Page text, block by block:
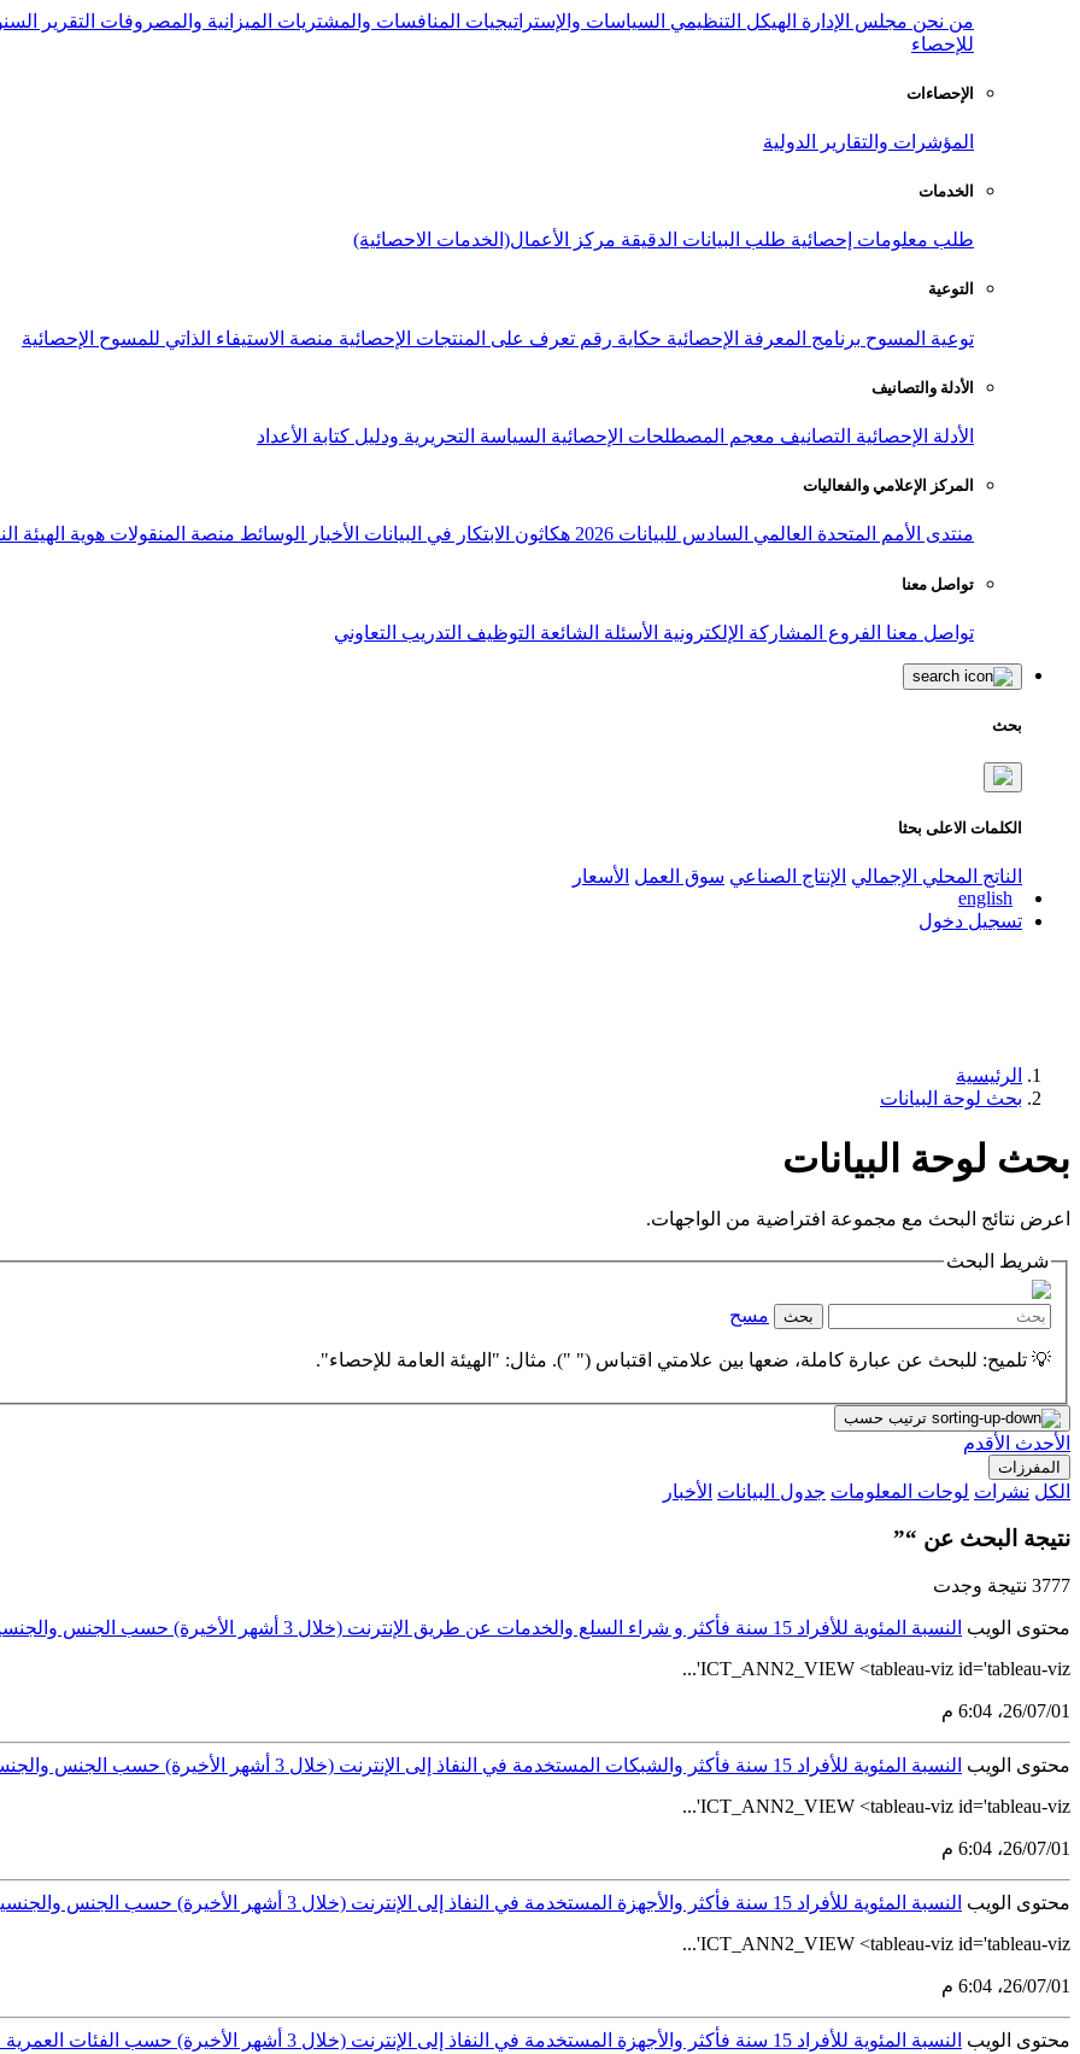
من نحن مجلس الإدارة الهيكل التنظيمي السياسات والإستراتيجيات المنافسات والمشتريات الميزانية والمصروفات التقرير
للإحصاء
الإحصاءات
المؤشرات والتقارير الدولية
الخدمات
طلب معلومات إحصائية طلب البيانات الدقيقة مركز الأعمال(الخدمات الاحصائية)
التوعية
توعية المسوح برنامج المعرفة الإحصائية حكاية رقم تعرف على المنتجات الإحصائية منصة الاستيفاء الذاتي للمسوح الإحصائية
الأدلة والتصانيف
الأدلة الإحصائية التصانيف معجم المصطلحات الإحصائية السياسة التحريرية ودليل كتابة الأعداد
المركز الإعلامي والفعاليات
منتدى الأمم المتحدة العالمي السادس للبيانات 2026 هكاثون الابتكار في البيانات الأخبار الوسائط منصة المنقولات هوية الهيئة
تواصل معنا
تواصل معنا الفروع المشاركة الإلكترونية الأسئلة الشائعة التوظيف التدريب التعاوني
بحث
الكلمات الاعلى بحثا
الناتج المحلي الإجمالي الإنتاج الصناعي سوق العمل الأسعار
english
تسجيل دخول
الرئيسية
بحث لوحة البيانات
بحث لوحة البيانات
اعرض نتائج البحث مع مجموعة افتراضية من الواجهات.
شريط البحث
بحث مسح
💡 تلميح: للبحث عن عبارة كاملة، ضعها بين علامتي اقتباس (" "). مثال: "الهيئة العامة للإحصاء".
ترتيب حسب
الأحدث الأقدم
المفرزات
الكل نشرات لوحات المعلومات جدول البيانات الأخبار
نتيجة البحث عن “”
3777 نتيجة وجدت
محتوى الويب النسبة المئوية للأفراد 15 سنة فأكثر و شراء السلع والخدمات عن طريق الإنترنت (خلال 3 أشهر الأخيرة) حسب الجنس والجنسية من إجمالي مستخدمي الإنترنت على مستوى المملكة لعام 2019
ICT_ANN2_VIEW <tableau-viz id='tableau-viz'...
01‏/07‏/26، 6:04 م
محتوى الويب النسبة المئوية للأفراد 15 سنة فأكثر والشبكات المستخدمة في النفاذ إلى الإنترنت (خلال 3 أشهر الأخيرة) حسب الجنس والجنسية من إجمالي مستخدمي الإنترنت على مستوى المملكة لعام 2019
ICT_ANN2_VIEW <tableau-viz id='tableau-viz'...
01‏/07‏/26، 6:04 م
محتوى الويب النسبة المئوية للأفراد 15 سنة فأكثر والأجهزة المستخدمة في النفاذ إلى الإنترنت (خلال 3 أشهر الأخيرة) حسب الجنس والجنسية من إجمالي مستخدمي الإنترنت على مستوى المملكة لعام 2019
ICT_ANN2_VIEW <tableau-viz id='tableau-viz'...
01‏/07‏/26، 6:04 م
محتوى الويب النسبة المئوية للأفراد 15 سنة فأكثر والأجهزة المستخدمة في النفاذ إلى الإنترنت (خلال 3 أشهر الأخيرة) حسب الفئات العمرية من إجمالي مستخدمي الإنترنت على مستوى المملكة لعام 2019